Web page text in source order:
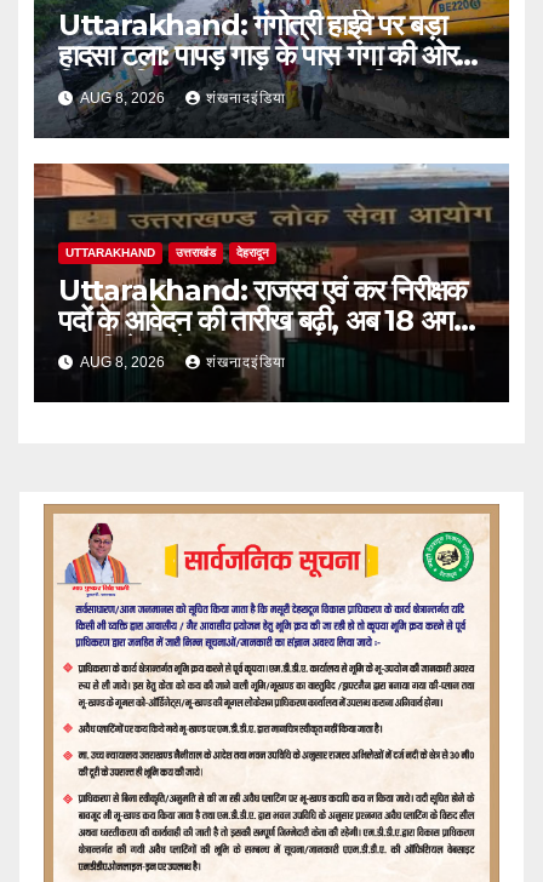
Uttarakhand: गंगोत्री हाईवे पर बड़ा
हादसा टला: पापड़ गाड़ के पास गंगा की ओर
फिसला पिकअप, कांवड़ यात्री सुरक्षित
AUG 8, 2026 शंखनादइंडिया
UTTARAKHAND उत्तराखंड देहरादून
Uttarakhand: राजस्व एवं कर निरीक्षक
पदों के आवेदन की तारीख बढ़ी, अब 18 अगस्त
तक मिलेगा मौका
AUG 8, 2026 शंखनादइंडिया